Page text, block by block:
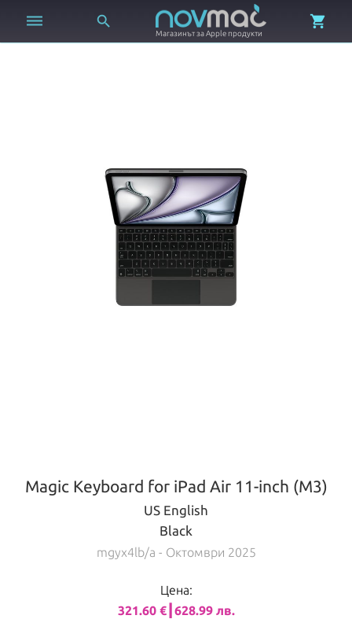
 
Магазинът за Apple продукти

Magic Keyboard for iPad Air 11-inch (M3)
US English
Black
mgyx4lb/a - Октомври 2025
Цена:
321.60 €┃628.99 лв.